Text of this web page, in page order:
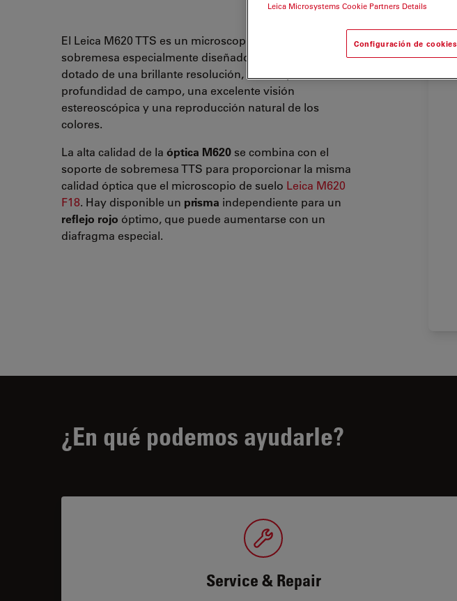
El Leica M620 TTS es un microscopio quirúrgico de
sobremesa especialmente diseñado para oftalmología,
dotado de una brillante resolución, una amplia
profundidad de campo, una excelente visión
estereoscópica y una reproducción natural de los
colores.
La alta calidad de la óptica M620 se combina con el
soporte de sobremesa TTS para proporcionar la misma
calidad óptica que el microscopio de suelo Leica M620
F18. Hay disponible un prisma independiente para un
reflejo rojo óptimo, que puede aumentarse con un
diafragma especial.
¿En qué podemos ayudarle?
Service & Repair
Leica Microsystems Cookie Partners Details
Configuración de cookies